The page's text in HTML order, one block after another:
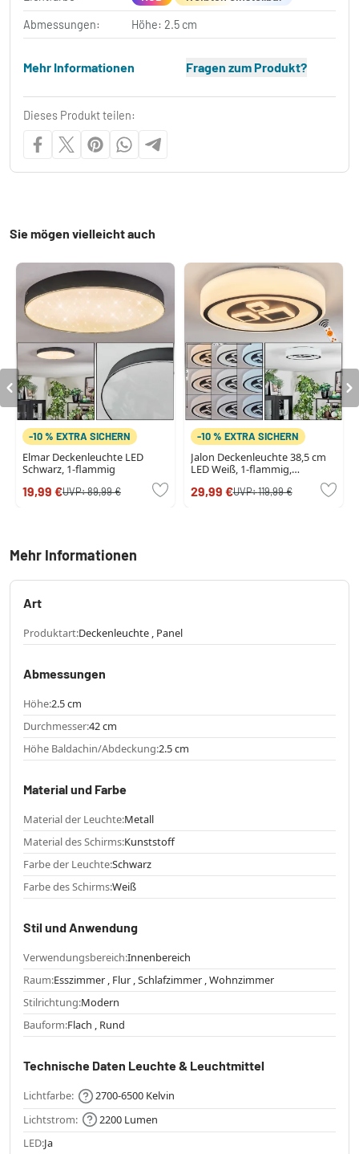
Abmessungen: Höhe: 2.5 cm
Mehr Informationen Fragen zum Produkt?
Dieses Produkt teilen:
Sie mögen vielleicht auch
-10 % EXTRA SICHERN
Elmar Deckenleuchte LED
Schwarz, 1-flammig
19,99 €UVP:89,99 €
-10 % EXTRA SICHERN
Jalon Deckenleuchte 38,5 cm
LED Weiß, 1-flammig,
29,99 €UVP:119,99 €
Mehr Informationen
Art
Produktart:Deckenleuchte , Panel
Abmessungen
Höhe:2.5 cm
Durchmesser:42 cm
Höhe Baldachin/Abdeckung:2.5 cm
Material und Farbe
Material der Leuchte:Metall
Material des Schirms:Kunststoff
Farbe der Leuchte:Schwarz
Farbe des Schirms:Weiß
Stil und Anwendung
Verwendungsbereich:Innenbereich
Raum:Esszimmer , Flur , Schlafzimmer , Wohnzimmer
Stilrichtung:Modern
Bauform:Flach , Rund
Technische Daten Leuchte & Leuchtmittel
Lichtfarbe:
2700-6500 Kelvin
Lichtstrom:
2200 Lumen
LED:Ja